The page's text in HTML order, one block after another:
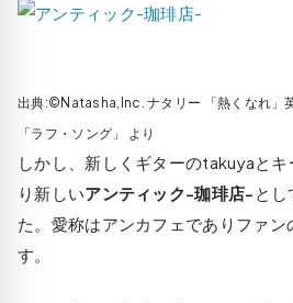
出典:©Natasha,Inc. ナタリー 「熱くなれ」
「ラフ・ソング」 より
しかし、新しくギターのtakuyaと
り新しいアンティック-珈琲店- と
た。愛称はアンカフェでありファン
す。